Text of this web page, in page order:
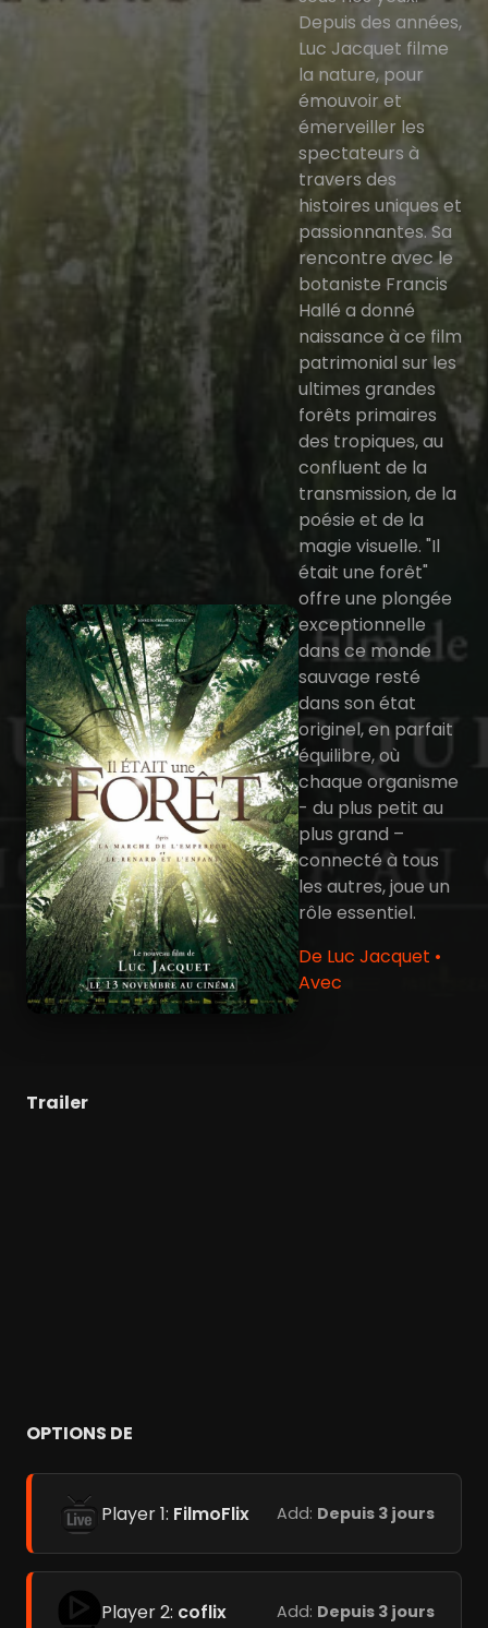
Depuis des années,
Luc Jacquet filme
la nature, pour
émouvoir et
émerveiller les
spectateurs à
travers des
histoires uniques et
passionnantes. Sa
rencontre avec le
botaniste Francis
Hallé a donné
naissance à ce film
patrimonial sur les
ultimes grandes
forêts primaires
des tropiques, au
confluent de la
transmission, de la
poésie et de la
magie visuelle. "Il
était une forêt"
offre une plongée
exceptionnelle
dans ce monde
sauvage resté
dans son état
originel, en parfait
équilibre, où
chaque organisme
- du plus petit au
plus grand –
connecté à tous
les autres, joue un
rôle essentiel.
De Luc Jacquet •
Avec
Trailer
OPTIONS DE
Player 1: FilmoFlix Add: Depuis 3 jours
Player 2: coflix Add: Depuis 3 jours